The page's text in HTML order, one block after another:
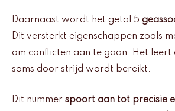
Daarnaast wordt het getal 5
Dit versterkt eigenschappen zoals
om conflicten aan te gaan. Het leert
soms door strijd wordt bereikt.
Dit nummer spoort aan tot precisie